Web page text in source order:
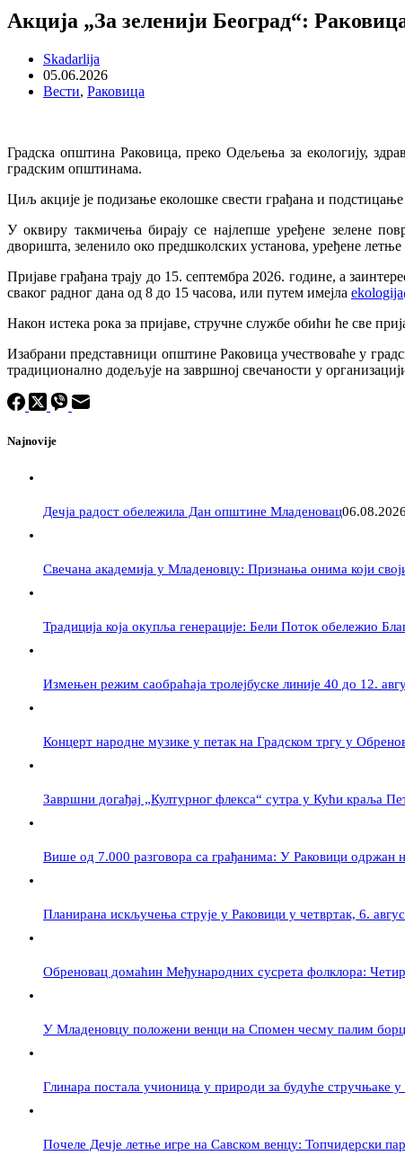
Акција „За зеленији Београд“:
Skadarlija
05.06.2026
Вести, Раковица
Градска општина Раковица, преко Одељења за екологију,
градским општинама.
Циљ акције је подизање еколошке свести грађана и
У оквиру такмичења бирају се најлепше уређене зелене
дворишта, зеленило око предшколских установа, уређене
Пријаве грађана трају до 15. септембра 2026. године, а
сваког радног дана од 8 до 15 часова, или путем имејла
Након истека рока за пријаве, стручне службе обићи ће све
Изабрани представници општине Раковица учествоваће у
традиционално додељује на завршној свечаности у
Najnovije
Дечја радост обележила Дан општине Младеновац06.08.2026
Свечана академија у Младеновцу: Признања онима који
Традиција која окупља генерације: Бели Поток обележио
Измењен режим саобраћаја тролејбуске линије 40 до 12.
Концерт народне музике у петак на Градском тргу у
Завршни догађај „Културног флекса“ сутра у Кући краља
Више од 7.000 разговора са грађанима: У Раковици одржан
Планирана искључења струје у Раковици у четвртак, 6.
Обреновац домаћин Међународних сусрета фолклора:
У Младеновцу положени венци на Спомен чесму палим
Глинара постала учионица у природи за будуће стручњаке
Почеле Дечје летње игре на Савском венцу: Топчидерски